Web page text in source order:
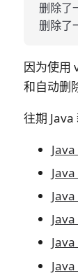
删除
因为使用
和自动删
往期 Java